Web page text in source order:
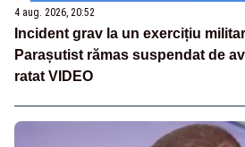
4 aug. 2026, 20:52
Incident grav la un exercițiu
Parașutist rămas suspendat de
ratat VIDEO